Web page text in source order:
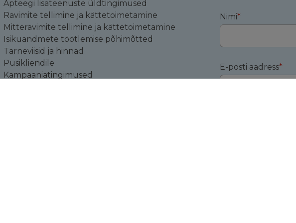
Apteegi lisateenuste üldtingimused
Ravimite tellimine ja kättetoimetamine
Mitteravimite tellimine ja kättetoimetamine
Isikuandmete töötlemise põhimõtted
Tarneviisid ja hinnad
Püsikliendile
Kampaaniatingimused
Nimi*
E-posti aadress*